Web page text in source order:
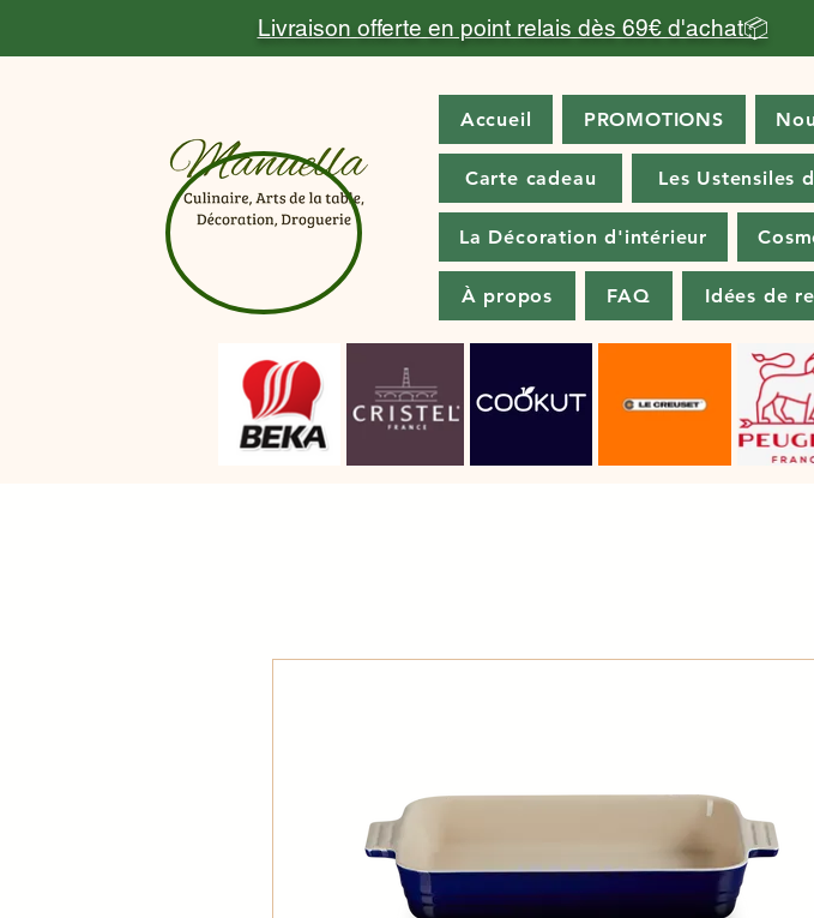
Livraison offerte en point relais dès 69€ d'achat📦
Accueil PROMOTIONS
Carte cadeau Les Ustensiles
La Décoration d'intérieur
À propos FAQ Idées de